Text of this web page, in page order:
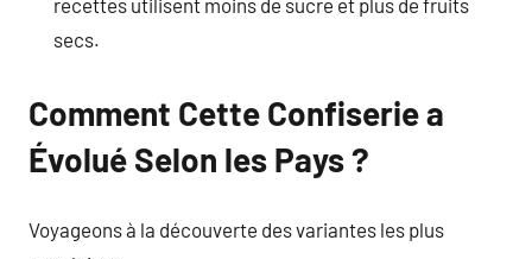
secs.
Comment Cette Confiserie a
Évolué Selon les Pays ?
Voyageons à la découverte des variantes les plus